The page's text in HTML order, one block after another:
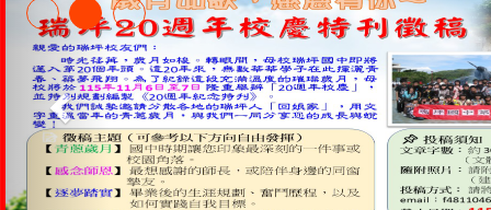
淨零綠生活教案入校路